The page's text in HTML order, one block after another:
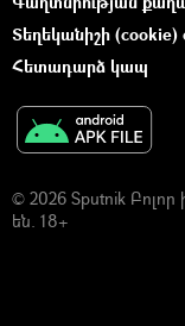
Տեղեկանիշի
Հետադարձ կապ
© 2026 Sputnik
են. 18+